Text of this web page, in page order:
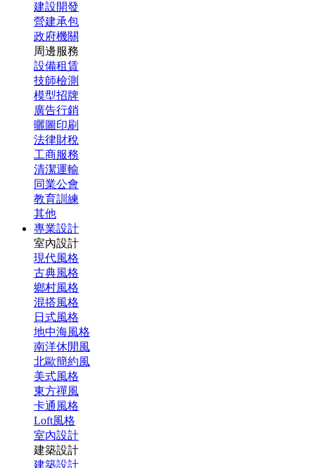
建設開發
營建承包
政府機關
周邊服務
設備租賃
技師檢測
模型招牌
廣告行銷
曬圖印刷
法律財稅
工商服務
清潔運輸
同業公會
教育訓練
其他
專業設計
室內設計
現代風格
古典風格
鄉村風格
混搭風格
日式風格
地中海風格
南洋休閒風
北歐簡約風
美式風格
東方禪風
卡通風格
Loft風格
室內設計
建築設計
建築設計